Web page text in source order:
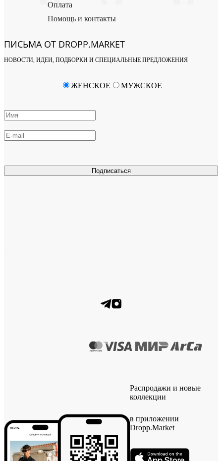
Оплата
Помощь и контакты
ПИСЬМА ОТ DROPP.MARKET
НОВОСТИ, ИДЕИ, ПОДБОРКИ И СПЕЦИАЛЬНЫЕ ПРЕДЛОЖЕНИЯ
Подписаться
ЖЕНСКОЕ МУЖСКОЕ
Распродажи и новые
коллекции
в приложении
Dropp.Market